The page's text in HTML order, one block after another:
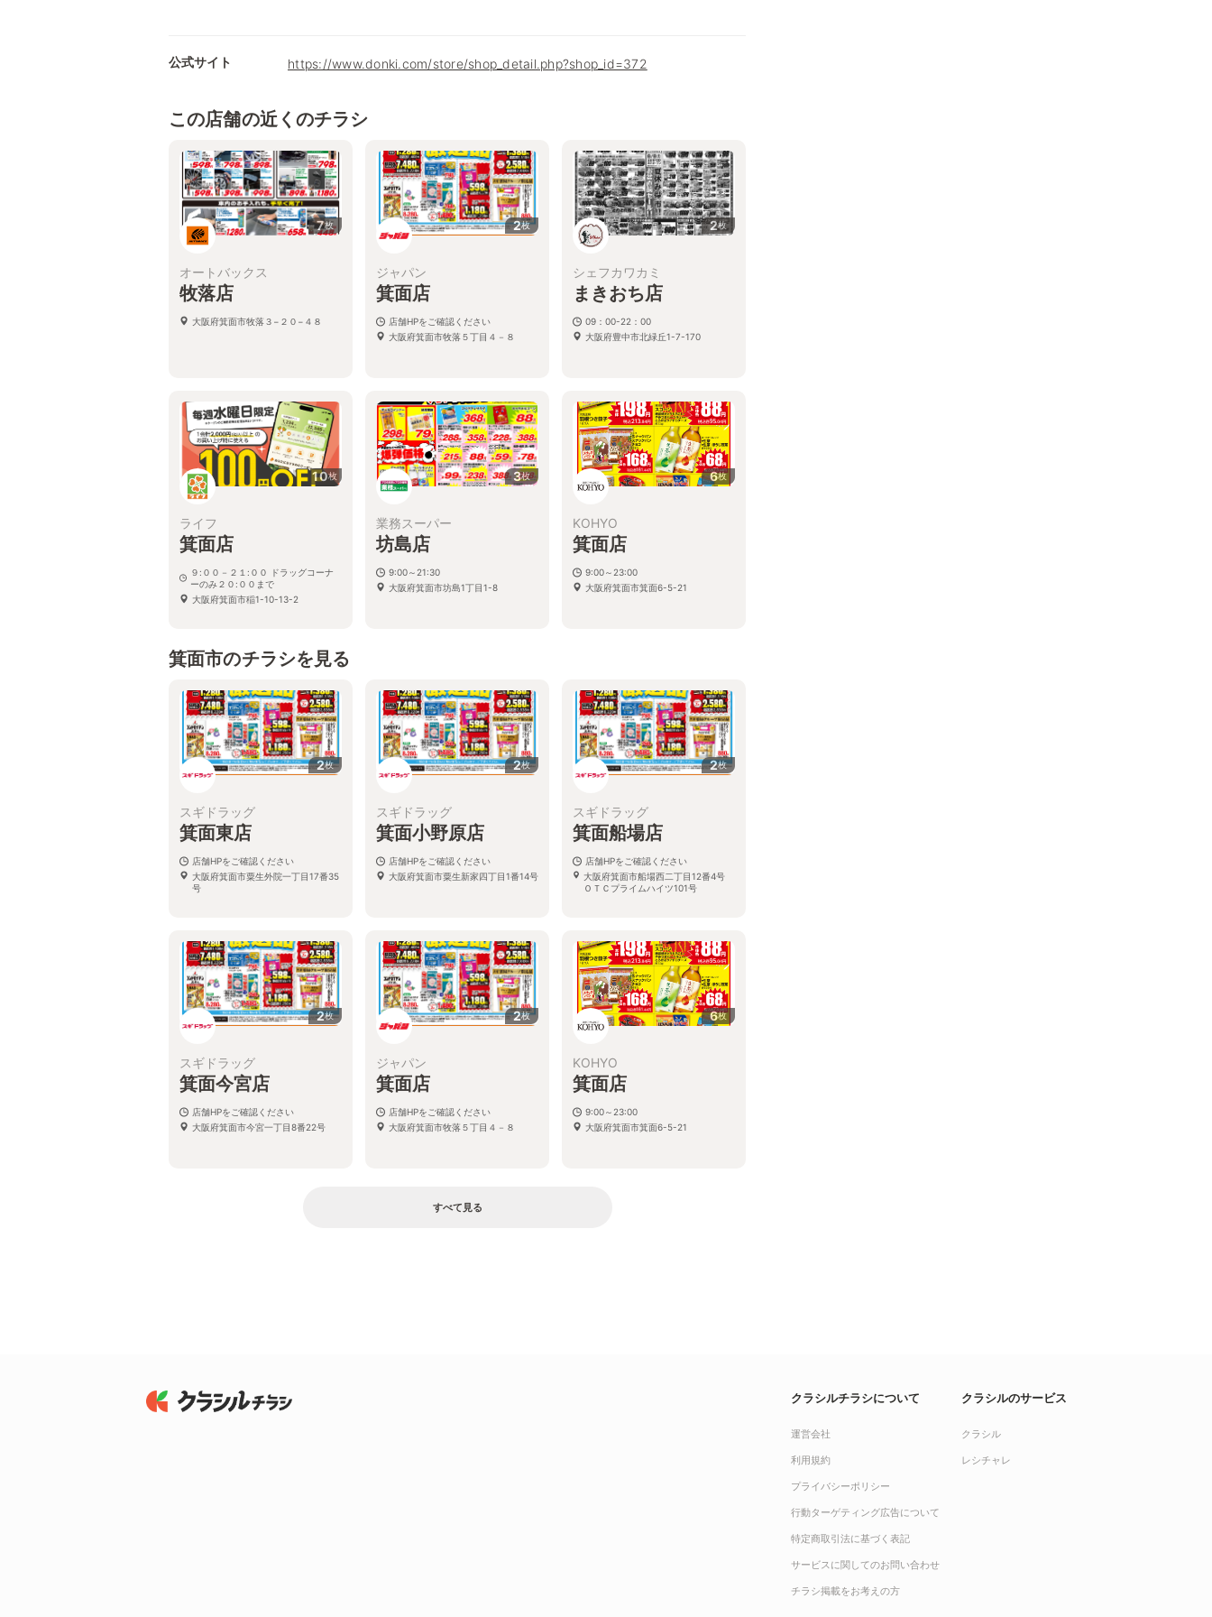
公式サイト https://www.donki.com/store/shop_detail.php?shop_id=372
この店舗の近くのチラシ
7枚
オートバックス
牧落店
大阪府箕面市牧落３−２０−４８
2枚
ジャパン
箕面店
店舗HPをご確認ください
大阪府箕面市牧落５丁目４－８
2枚
シェフカワカミ
まきおち店
09：00-22：00
大阪府豊中市北緑丘1-7-170
10枚
ライフ
箕面店
９:００－２１:００ ドラッグコーナ
ーのみ２０:００まで
大阪府箕面市稲1-10-13-2
3枚
業務スーパー
坊島店
9:00～21:30
大阪府箕面市坊島1丁目1-8
6枚
KOHYO
箕面店
9:00～23:00
大阪府箕面市箕面6-5-21
箕面市のチラシを見る
2枚
スギドラッグ
箕面東店
店舗HPをご確認ください
大阪府箕面市粟生外院一丁目17番35
号
2枚
スギドラッグ
箕面小野原店
店舗HPをご確認ください
大阪府箕面市粟生新家四丁目1番14号
2枚
スギドラッグ
箕面船場店
店舗HPをご確認ください
大阪府箕面市船場西二丁目12番4号
ＯＴＣプライムハイツ101号
2枚
スギドラッグ
箕面今宮店
店舗HPをご確認ください
大阪府箕面市今宮一丁目8番22号
2枚
ジャパン
箕面店
店舗HPをご確認ください
大阪府箕面市牧落５丁目４－８
6枚
KOHYO
箕面店
9:00～23:00
大阪府箕面市箕面6-5-21
すべて見る
クラシルチラシについて
運営会社
利用規約
プライバシーポリシー
行動ターゲティング広告について
特定商取引法に基づく表記
サービスに関してのお問い合わせ
チラシ掲載をお考えの方
クラシルのサービス
クラシル
レシチャレ